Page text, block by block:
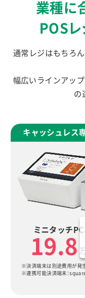
業種に
POS
通常レジはもちろ
幅広いラインアッ
の
キャッシュレス
ミニタッチ
19.8
※決済端末は別途費用が発
※連携可能決済端末：